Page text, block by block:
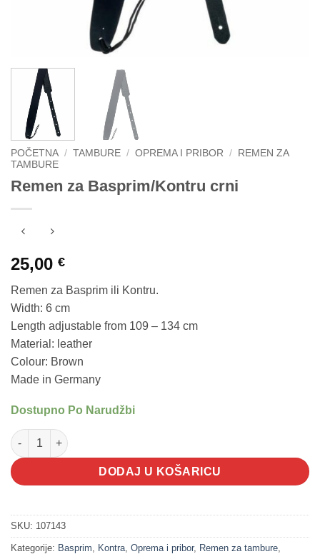
POČETNA / TAMBURE / OPREMA I PRIBOR /
REMEN ZA
TAMBURE
Remen za Basprim/Kontru crni
25,00 €
Remen za Basprim ili Kontru.
Width: 6 cm
Length adjustable from 109 – 134 cm
Material: leather
Colour: Brown
Made in Germany
Dostupno Po Narudžbi
Remen za Basprim/Kontru crni količina
DODAJ U KOŠARICU
SKU: 107143
Kategorije: Basprim Kontra Oprema i pribor, Remen za tambure